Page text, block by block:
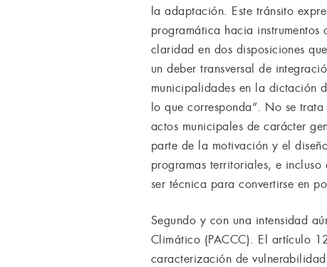
la adaptación. Este tránsito
programática hacia
claridad en dos disposiciones
un deber transversal de
municipalidades en la dictación
lo que corresponda”. No se
actos municipales de carácter
parte de la motivación y el
programas territoriales, e
ser técnica para convertirse en
Segundo y con una intensidad
Climático (PACCC). El artículo
caracterización de